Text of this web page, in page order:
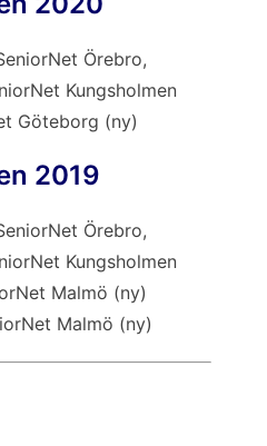
Örebro,
Kungsholmen
Göteborg (ny)
2019
Örebro,
Kungsholmen
Malmö (ny)
Malmö (ny)